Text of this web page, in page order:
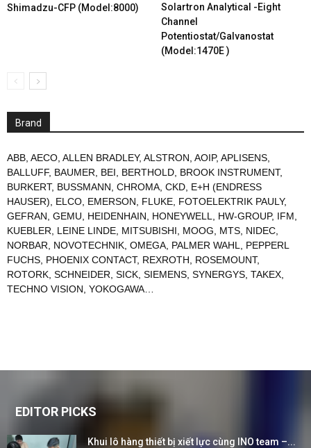
Shimadzu-CFP (Model:8000)
Solartron Analytical -Eight
Channel
Potentiostat/Galvanostat
(Model:1470E )
Brand
ABB AECO ALLEN BRADLEY, ALSTRON AOIP, APLISENS
BALLUFF, BAUMER BEI BERTHOLD BROOK INSTRUMENT,
BURKERT, BUSSMANN CHROMA CKD E+H (ENDRESS
HAUSER)
ELCO EMERSON FLUKE FOTOELEKTRIK PAULY,
GEFRAN GEMU HEIDENHAIN HONEYWELL HW-GROUP, IFM
KUEBLER
LEINE LINDE MITSUBISHI MOOG MTS NIDEC
NORBAR
NOVOTECHNIK OMEGA PALMER WAHL
PEPPERL
FUCHS PHOENIX CONTACT, REXROTH ROSEMOUNT,
ROTORK SCHNEIDER SICK SIEMENS SYNERGYS TAKEX
TECHNO VISION YOKOGAWA
EDITOR PICKS
Khui lô hàng thiết bị xiết lực cùng INO team –...